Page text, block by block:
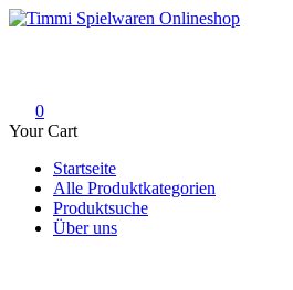
Skip
0
Your Cart
Startseite
Alle Produktkategorien
Produktsuche
Über uns